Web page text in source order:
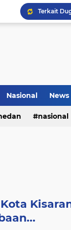
Terkait
Rico di
Nasional News
nasional